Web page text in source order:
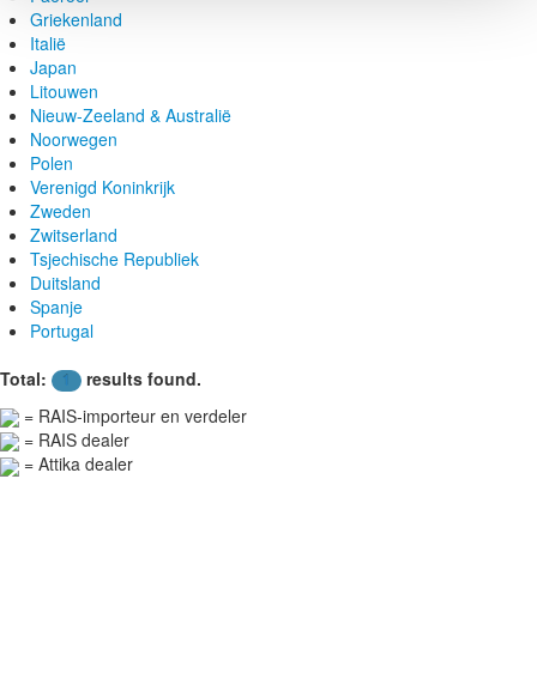
Griekenland
Italië
Japan
Litouwen
Nieuw-Zeeland & Australië
Noorwegen
Polen
Verenigd Koninkrijk
Zweden
Zwitserland
Tsjechische Republiek
Duitsland
Spanje
Portugal
Total:
1
results found.
= RAIS-importeur en verdeler
= RAIS dealer
= Attika dealer